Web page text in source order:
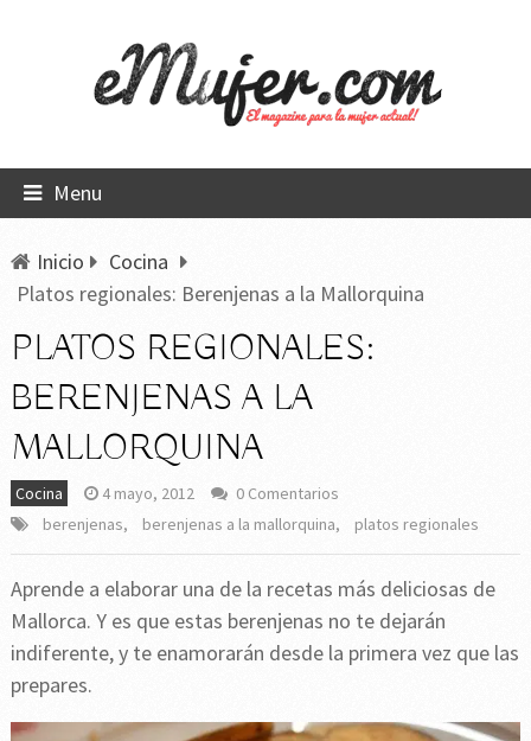
Menu
Inicio
Cocina
Platos regionales: Berenjenas a la Mallorquina
PLATOS REGIONALES:
BERENJENAS A LA
MALLORQUINA
Cocina 4 mayo, 2012
0 Comentarios
berenjenas, berenjenas a la mallorquina, platos regionales
Aprende a elaborar una de la recetas más deliciosas de
Mallorca. Y es que estas berenjenas no te dejarán
indiferente, y te enamorarán desde la primera vez que las
prepares.